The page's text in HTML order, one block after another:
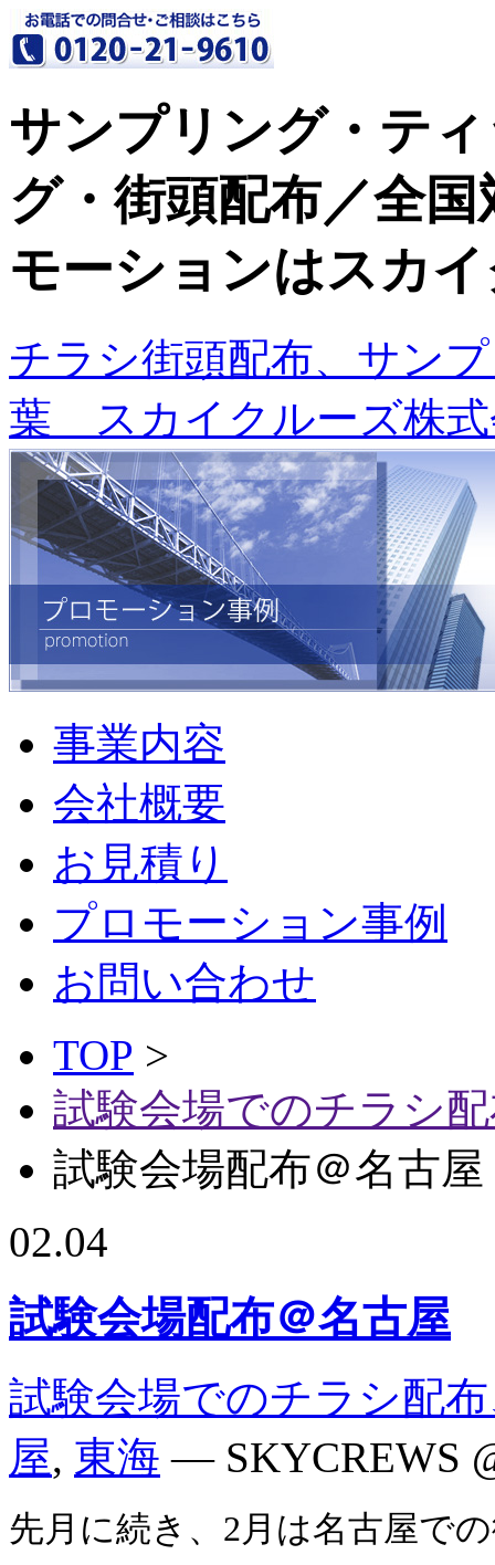
サンプリング・テ
グ・街頭配布／全
モーションはスカ
チラシ街頭配布、サン
葉 スカイクルーズ株式
事業内容
会社概要
お見積り
プロモーション事例
お問い合わせ
TOP >
試験会場でのチラシ
試験会場配布＠名古屋
02.04
試験会場配布＠名古屋
試験会場でのチラシ配
屋, 東海 — SKYCREWS
先月に続き、2月は名古屋での